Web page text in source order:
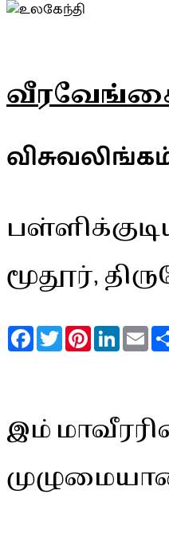
மூதூர்,
FacebookTwitterPinterestLinkedIn
இம்